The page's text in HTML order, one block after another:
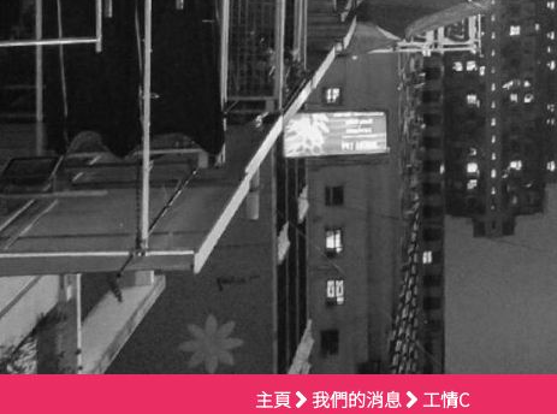
主頁 我們的消息 工情C